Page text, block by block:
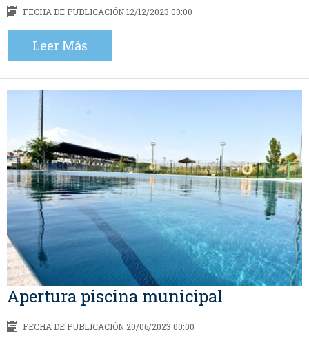
FECHA DE PUBLICACIÓN 12/12/2023 00:00
Leer Más
Apertura piscina municipal
FECHA DE PUBLICACIÓN 20/06/2023 00:00